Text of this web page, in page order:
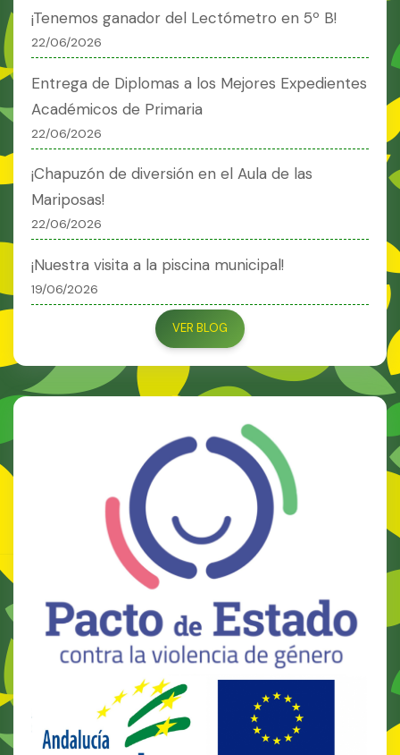
¡Tenemos ganador del Lectómetro en 5º B!
22/06/2026
Entrega de Diplomas a los Mejores Expedientes
Académicos de Primaria
22/06/2026
¡Chapuzón de diversión en el Aula de las
Mariposas!
22/06/2026
¡Nuestra visita a la piscina municipal!
19/06/2026
VER BLOG